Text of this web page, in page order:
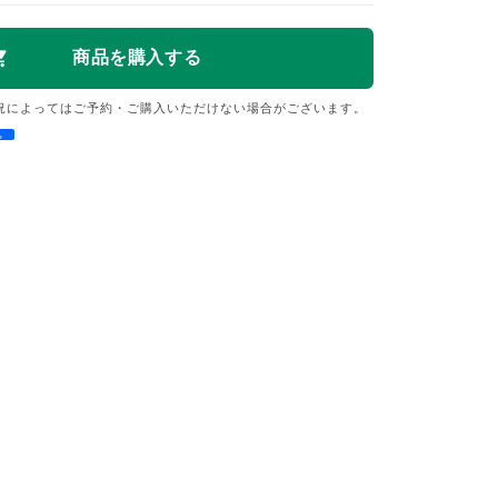
よってはご予約・ご購入いただけない場合がございます。